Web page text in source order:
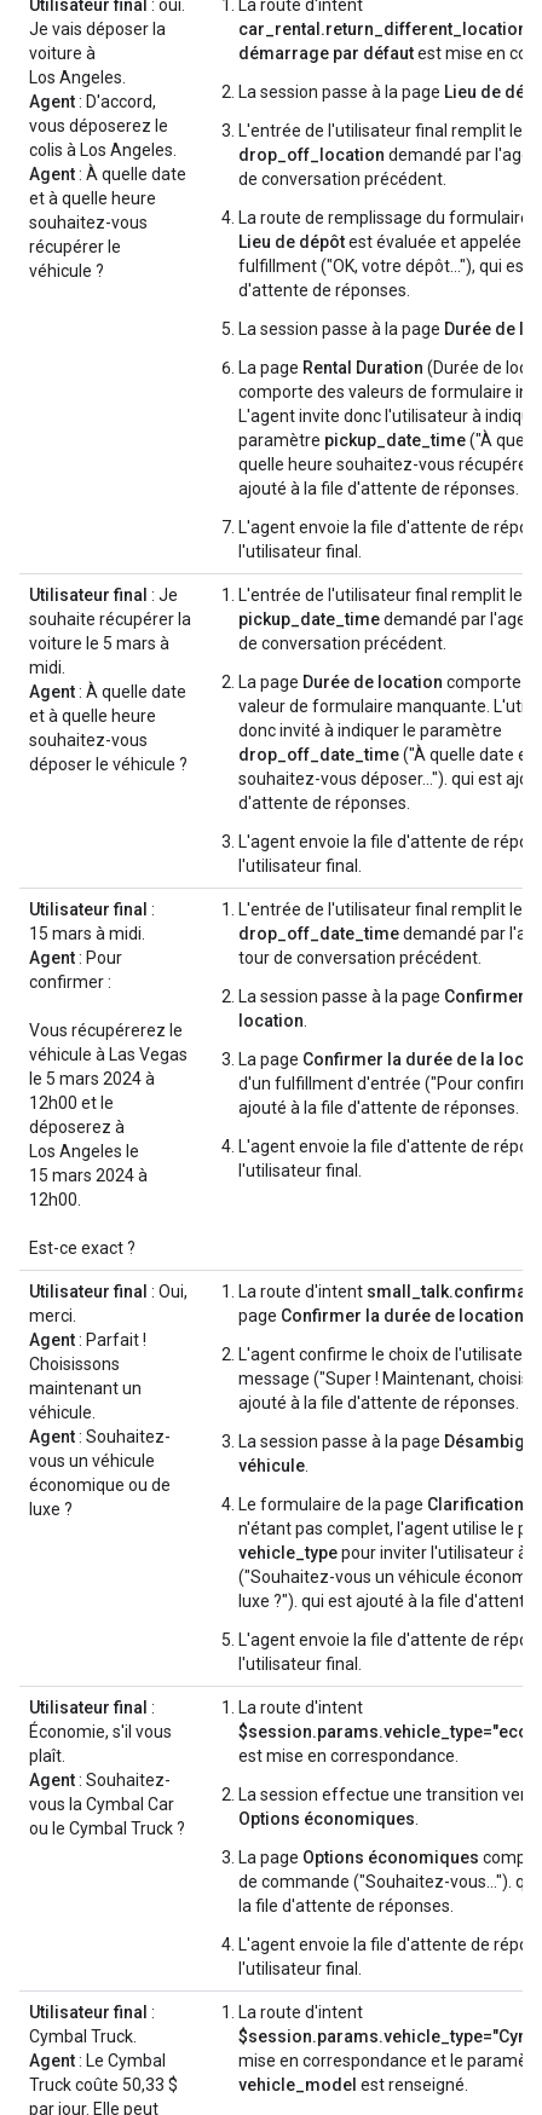
Utilisateur final : oui.
Je vais déposer la
voiture à
Los Angeles.
Agent: D'accord,
vous déposerez le
colis à Los Angeles.
Agent: À quelle date
et à quelle heure
souhaitez-vous
récupérer le
véhicule ?
La route d'intent
car_rental.return_different_location
démarrage par défautest mise en
La session passe à la page Lieu de
L'entrée de l'utilisateur final remplit le
drop_off_location demandé par
de conversation précédent.
La route de remplissage du formulaire
Lieu de dépôtest évaluée et appelée.
fulfillment ("OK, votre dépôt…"), qui est
d'attente de réponses.
La session passe à la page Durée de la
La page Rental Duration (Durée de
comporte des valeurs de formulaire
L'agent invite donc l'utilisateur à
paramètre pickup_date_time("À
quelle heure souhaitez-vous
ajouté à la file d'attente de réponses.
L'agent envoie la file d'attente de
l'utilisateur final.
Utilisateur final : Je
souhaite récupérer la
voiture le 5 mars à
midi.
Agent: À quelle date
et à quelle heure
souhaitez-vous
déposer le véhicule ?
L'entrée de l'utilisateur final remplit le
pickup_date_timedemandé par
de conversation précédent.
La page Durée de location comporte
valeur de formulaire manquante.
donc invité à indiquer le paramètre
drop_off_date_time("À quelle date et
souhaitez-vous déposer..."). qui est
d'attente de réponses.
L'agent envoie la file d'attente de
l'utilisateur final.
Utilisateur final :
15 mars à midi.
Agent: Pour
confirmer :
Vous récupérerez le
véhicule à Las Vegas
le 5 mars 2024 à
12h00 et le
déposerez à
Los Angeles le
15 mars 2024 à
12h00.
Est-ce exact ?
L'entrée de l'utilisateur final remplit le
drop_off_date_timedemandé par
tour de conversation précédent.
La session passe à la page Confirmer
location
La page Confirmer la durée de la
d'un fulfillment d'entrée ("Pour
ajouté à la file d'attente de réponses.
L'agent envoie la file d'attente de
l'utilisateur final.
Utilisateur final : Oui,
merci.
Agent: Parfait !
Choisissons
maintenant un
véhicule.
Agent: Souhaitez-
vous un véhicule
économique ou de
luxe ?
La route d'intent
page Confirmer la durée de location
L'agent confirme le choix de l'utilisateur
message ("Super ! Maintenant,
ajouté à la file d'attente de réponses.
La session passe à la page
véhicule
Le formulaire de la page Clarification
n'étant pas complet, l'agent utilise le
vehicle_typepour inviter l'utilisateur à
("Souhaitez-vous un véhicule
luxe ?"). qui est ajouté à la file d'attente
L'agent envoie la file d'attente de
l'utilisateur final.
Utilisateur final :
Économie, s'il vous
plaît.
Agent: Souhaitez-
vous la Cymbal Car
ou le Cymbal Truck ?
La route d'intent
est mise en correspondance.
La session effectue une transition vers
Options économiques
La page Options économiques
de commande ("Souhaitez-vous…").
la file d'attente de réponses.
L'agent envoie la file d'attente de
l'utilisateur final.
Utilisateur final :
Cymbal Truck.
Agent: Le Cymbal
Truck coûte 50,33 $
par jour. Elle peut
La route d'intent
mise en correspondance et le
vehicle_model est renseigné.